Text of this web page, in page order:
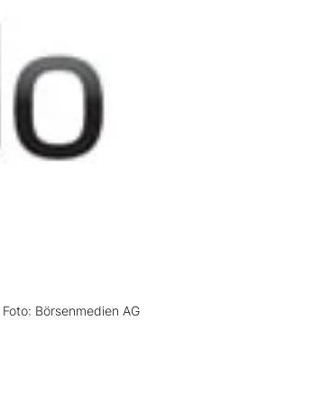
Foto: Börsenmedien AG